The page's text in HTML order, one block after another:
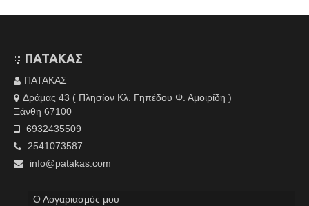
ΠΑΤΑΚΑΣ
ΠΑΤΑΚΑΣ
Δράμας 43 ( Πλησίον Κλ. Γηπέδου Φ. Αμοιρίδη )
Ξάνθη 67100
6932435509
2541073587
info@patakas.com
Ο Λογαριασμός μου